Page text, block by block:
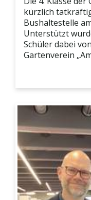
kürzlich
Bushaltestelle
Unterstützt
Schüler dabei
Gartenverein